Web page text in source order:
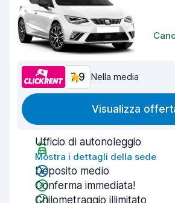
7,9 Nella media
Visualizza
Ufficio di autonoleggio
Mostra i dettagli della sede
Deposito medio
Conferma immediata!
Chilometraggio illimitato